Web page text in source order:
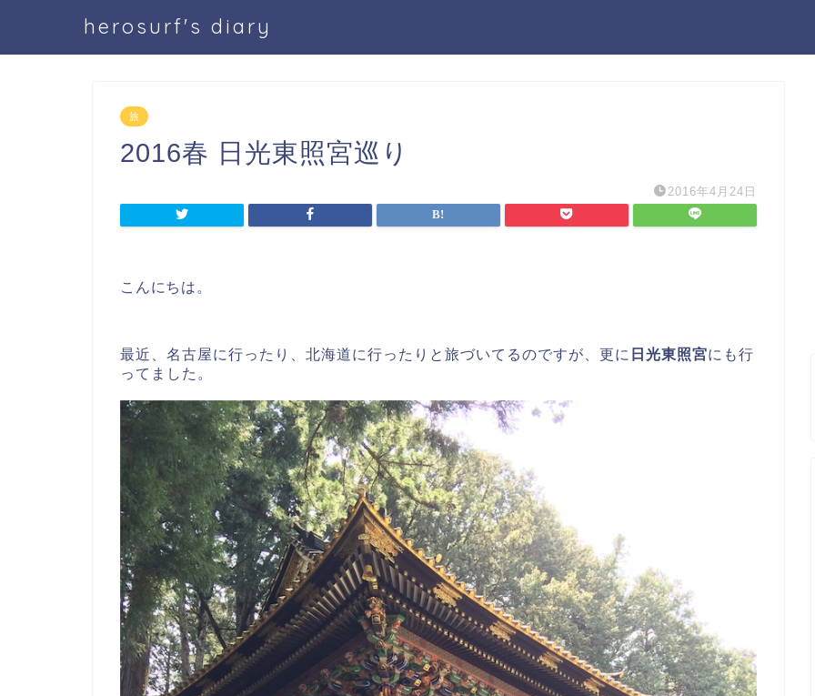
herosurf's diary
旅
2016春 日光東照宮巡り
2016年4月24日
こんにちは。
最近、名古屋に行ったり、北海道に行ったりと旅づいてるのですが、更に 日光東照宮にも行
ってました。